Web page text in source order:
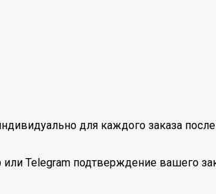
для каждого заказа
Telegram подтверждение вашего